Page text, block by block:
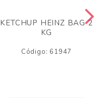
KETCHUP HEINZ BAG 2
KG
Código: 61947